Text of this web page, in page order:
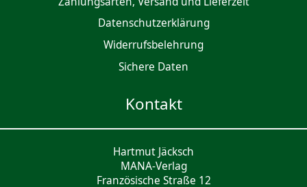
Daten­schutz­er­klärung
Widerrufsbelehrung
Sichere Daten
Kontakt
Hartmut Jäcksch
MANA-Verlag
Französische Straße 12